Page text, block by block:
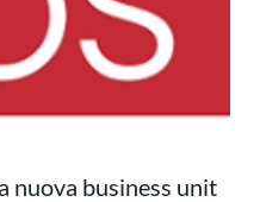
nuova business unit